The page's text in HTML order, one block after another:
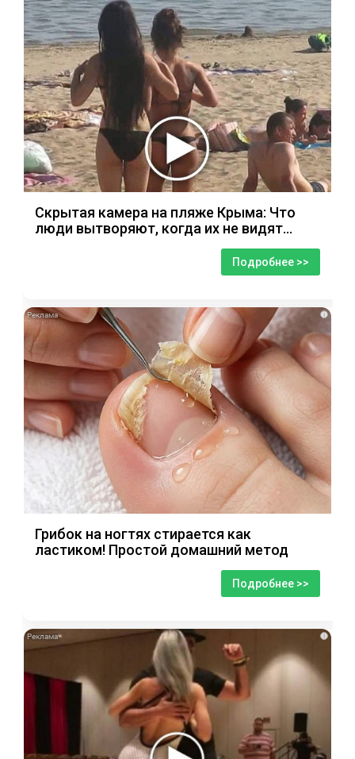
Скрытая камера на пляже Крыма: Что
люди вытворяют, когда их не видят...
Подробнее >>
i
Грибок на ногтях стирается как
ластиком! Простой домашний метод
Подробнее >>
i